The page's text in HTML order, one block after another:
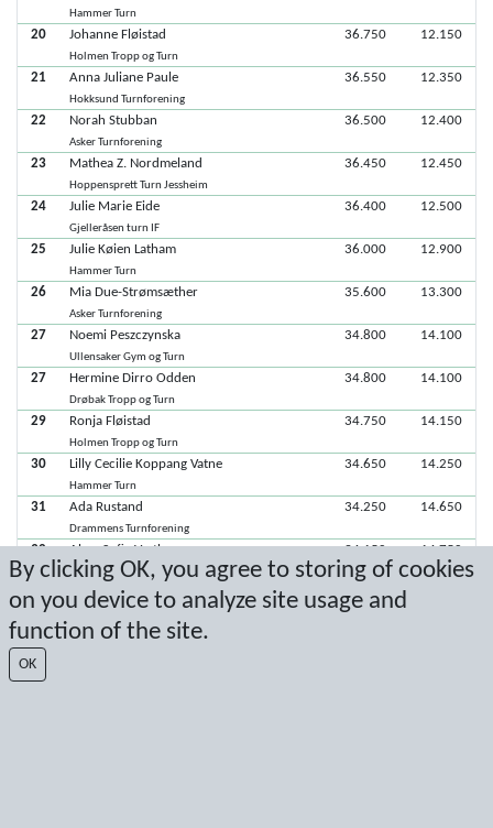
By clicking OK, you agree to storing of cookies
on you device to analyze site usage and
function of the site.
OK
Hammer Turn
20 Johanne Fløistad
Holmen Tropp og Turn
36.750 12.150
21 Anna Juliane Paule
Hokksund Turnforening
36.550 12.350
22 Norah Stubban
Asker Turnforening
36.500 12.400
23 Mathea Z. Nordmeland
Hoppensprett Turn Jessheim
36.450 12.450
24 Julie Marie Eide
Gjelleråsen turn IF
36.400 12.500
25 Julie Køien Latham
Hammer Turn
36.000 12.900
26 Mia Due-Strømsæther
Asker Turnforening
35.600 13.300
27 Noemi Peszczynska
Ullensaker Gym og Turn
34.800 14.100
27 Hermine Dirro Odden
Drøbak Tropp og Turn
34.800 14.100
29 Ronja Fløistad
Holmen Tropp og Turn
34.750 14.150
30 Lilly Cecilie Koppang Vatne
Hammer Turn
34.650 14.250
31 Ada Rustand
Drammens Turnforening
34.250 14.650
32 Alma Sofie Vesthaug
Drammens Turnforening
34.150 14.750
33 Amanda Hellsten 33.100
34 Ingrid Louise Petersen
35